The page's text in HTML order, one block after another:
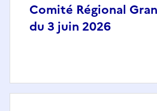
Comité Régional
du 3 juin 2026